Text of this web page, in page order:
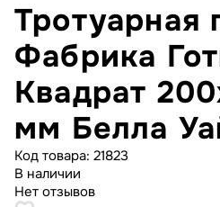
Тротуарная
Фабрика
Квадрат
мм Белла
Код товара: 21823
В наличии
Нет отзывов